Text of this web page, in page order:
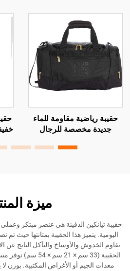
مقاومة للماء
مخصصة للرجال
الرياضية والسفر
حقيبة سفر
خفيفة الوزن
وطبقة إضافية
ميزة المنتج
الدفيئة هي عنصر مبتكر وعملي يمكن
هذا الحقيبة بمتانتها حيث تم تصنيعها من مادة
والأوساخ والتآكل الناتج عن الاستخدام
الحقيبة (33 سم × 21 سم × 54 سم) توفر
معدات